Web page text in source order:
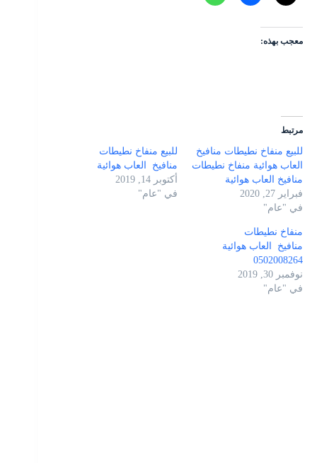
معجب بهذه:
مرتبط
للبيع منفاخ نطيطات منافيخ
العاب هوائية منفاخ نطيطات
منافيخ العاب هوائية
فبراير 27, 2020
في "عام"
للبيع منفاخ نطيطات
منافيخ العاب هوائية
أكتوبر 14, 2019
في "عام"
منفاخ نطيطات
منافيخ العاب هوائية
0502008264
نوفمبر 30, 2019
في "عام"